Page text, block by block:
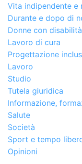
Vita indipendente e
Durante e dopo di
Donne con disabilità
Lavoro di cura
Progettazione
Lavoro
Studio
Tutela giuridica
Informazione,
Salute
Società
Sport e tempo
Opinioni